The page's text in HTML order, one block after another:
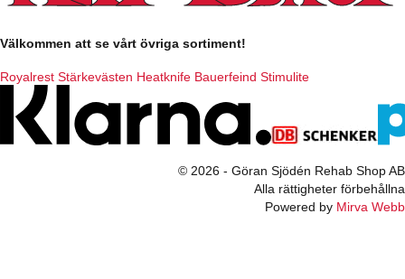
Välkommen att se vårt övriga sortiment!
Royalrest Stärkevästen Heatknife Bauerfeind Stimulite
© 2026 - Göran Sjödén Rehab Shop AB
Alla rättigheter förbehållna
Powered by Mirva Webb